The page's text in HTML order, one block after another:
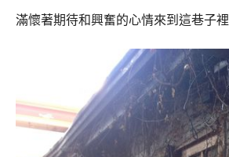
滿懷著期待和興奮的心情來到這巷子裡